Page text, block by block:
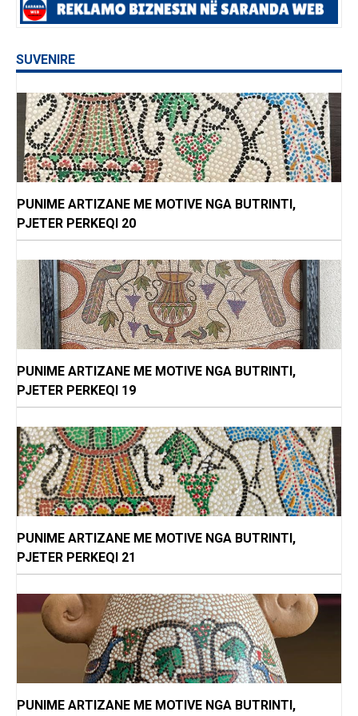
SUVENIRE
PUNIME ARTIZANE ME MOTIVE NGA BUTRINTI,
PJETER PERKEQI 20
PUNIME ARTIZANE ME MOTIVE NGA BUTRINTI,
PJETER PERKEQI 19
PUNIME ARTIZANE ME MOTIVE NGA BUTRINTI,
PJETER PERKEQI 21
PUNIME ARTIZANE ME MOTIVE NGA BUTRINTI,